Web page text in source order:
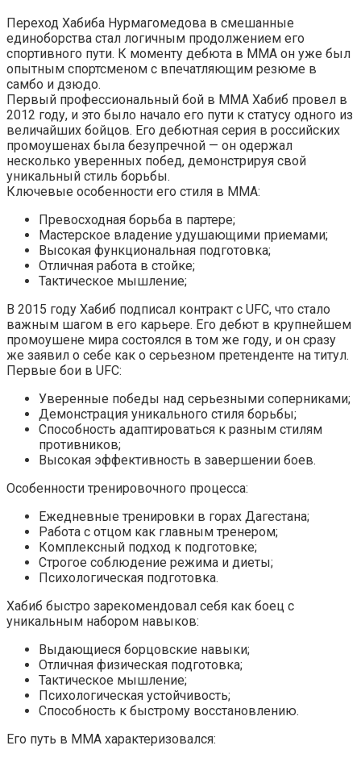
Переход Хабиба Нурмагомедова в смешанные
единоборства стал логичным продолжением его
спортивного пути. К моменту дебюта в ММА он уже был
опытным спортсменом с впечатляющим резюме в
самбо и дзюдо.
Первый профессиональный бой в ММА Хабиб провел в
2012 году, и это было начало его пути к статусу одного из
величайших бойцов. Его дебютная серия в российских
промоушенах была безупречной — он одержал
несколько уверенных побед, демонстрируя свой
уникальный стиль борьбы.
Ключевые особенности его стиля в ММА:
Превосходная борьба в партере;
Мастерское владение удушающими приемами;
Высокая функциональная подготовка;
Отличная работа в стойке;
Тактическое мышление;
В 2015 году Хабиб подписал контракт с UFC, что стало
важным шагом в его карьере. Его дебют в крупнейшем
промоушене мира состоялся в том же году, и он сразу
же заявил о себе как о серьезном претенденте на титул.
Первые бои в UFC:
Уверенные победы над серьезными соперниками;
Демонстрация уникального стиля борьбы;
Способность адаптироваться к разным стилям
противников;
Высокая эффективность в завершении боев.
Особенности тренировочного процесса:
Ежедневные тренировки в горах Дагестана;
Работа с отцом как главным тренером;
Комплексный подход к подготовке;
Строгое соблюдение режима и диеты;
Психологическая подготовка.
Хабиб быстро зарекомендовал себя как боец с
уникальным набором навыков:
Выдающиеся борцовские навыки;
Отличная физическая подготовка;
Тактическое мышление;
Психологическая устойчивость;
Способность к быстрому восстановлению.
Его путь в ММА характеризовался: